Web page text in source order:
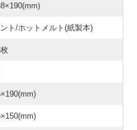
ト/ホットメルト(紙製本)